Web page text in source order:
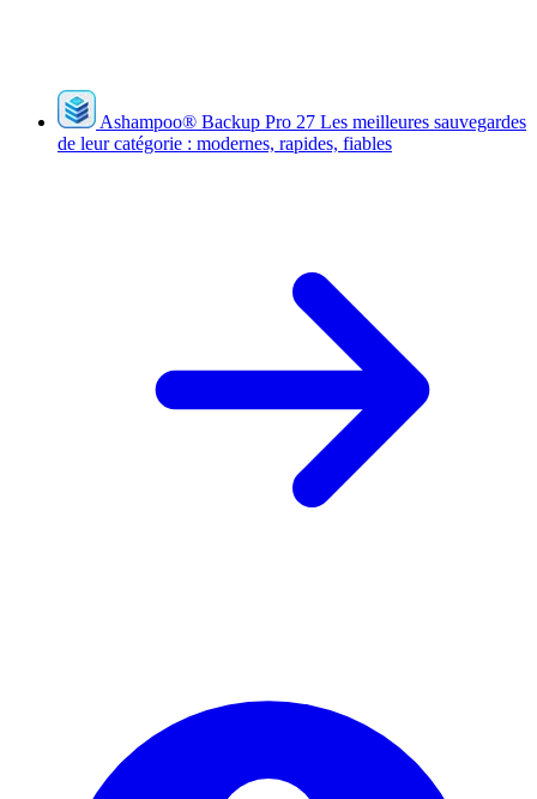
Ashampoo® Backup Pro 27 Les meilleures sauvegardes
de leur catégorie : modernes, rapides, fiables